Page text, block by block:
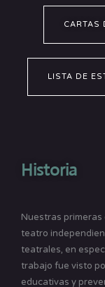
CARTAS
LISTA DE
Historia
Nuestras
teatro
teatrales, en
trabajo fue visto
educativas y